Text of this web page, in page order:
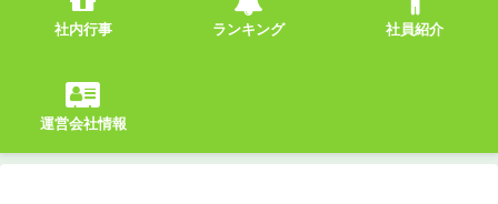
社内行事 ランキング 社員紹介
運営会社情報